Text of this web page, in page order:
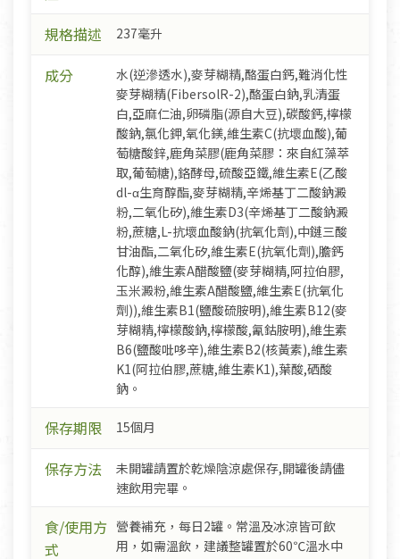
規格描述 237毫升
成分
水(逆滲透水),麥芽糊精,酪蛋白鈣,難消化性
麥芽糊精(FibersolR-2),酪蛋白鈉,乳清蛋
白,亞麻仁油,卵磷脂(源自大豆),碳酸鈣,檸檬
酸鈉,氯化鉀,氧化鎂,維生素C(抗壞血酸),葡
萄糖酸鋅,鹿角菜膠(鹿角菜膠：來自紅藻萃
取,葡萄糖),鉻酵母,硫酸亞鐵,維生素E(乙酸
dl-α生育醇酯,麥芽糊精,辛烯基丁二酸鈉澱
粉,二氧化矽),維生素D3(辛烯基丁二酸鈉澱
粉,蔗糖,L-抗壞血酸鈉(抗氧化劑),中鏈三酸
甘油酯,二氧化矽,維生素E(抗氧化劑),膽鈣
化醇),維生素A醋酸鹽(麥芽糊精,阿拉伯膠,
玉米澱粉,維生素A醋酸鹽,維生素E(抗氧化
劑)),維生素B1(鹽酸硫胺明),維生素B12(麥
芽糊精,檸檬酸鈉,檸檬酸,氰鈷胺明),維生素
B6(鹽酸吡哆辛),維生素B2(核黃素),維生素
K1(阿拉伯膠,蔗糖,維生素K1),葉酸,硒酸
鈉。
保存期限 15個月
保存方法
未開罐請置於乾燥陰涼處保存,開罐後請儘
速飲用完畢。
食/使用方
式
營養補充，每日2罐。常溫及冰涼皆可飲
用，如需溫飲，建議整罐置於60℃溫水中